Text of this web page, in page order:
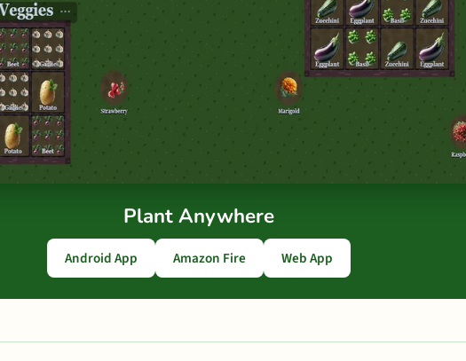
Plant Anywhere
Android App Amazon Fire Web App